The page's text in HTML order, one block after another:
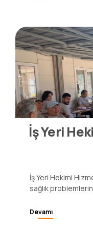
İş Yeri
İş Yeri Hekimi
sağlık
Devamı